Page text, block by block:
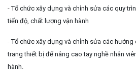
- Tổ chức xây dựng và chỉnh sửa các quy
tiến độ, chất lượng vận hành
- Tổ chức xây dựng và chỉnh sửa các hướng
trang thiết bị để nâng cao tay nghề nhân
hành.